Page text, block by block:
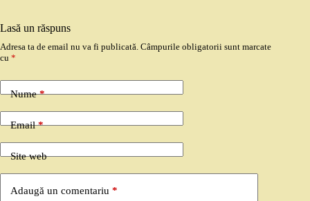
Lasă un răspuns
Adresa ta de email nu va fi publicată. Câmpurile obligatorii sunt marcate
cu *
Nume*
Email*
Site web
Adaugă un comentariu *